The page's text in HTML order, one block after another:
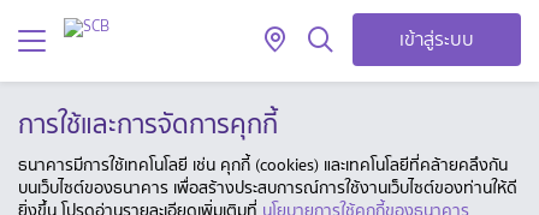
เข้าสู่ระบบ
การใช้และการจัดการคุกกี้
ธนาคารมีการใช้เทคโนโลยี เช่น คุกกี้ (cookies) และเทคโนโลยีที่คล้ายคลึงกัน
บนเว็บไซต์ของธนาคาร เพื่อสร้างประสบการณ์การใช้งานเว็บไซต์ของท่านให้ดี